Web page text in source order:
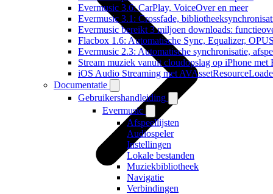
Evermusic 3.6: CarPlay, VoiceOver en meer
Evermusic 3.1: Crossfade,
Evermusic bereikt 3 miljoen downloads:
Flacbox 1.6: Automatische Sync, Equalizer,
Evermusic 2.3: Automatische synchronisatie,
Stream muziek vanuit cloudopslag op iPhone met
iOS Audio Streaming met
Documentatie
Gebruikershandleiding
Evermusic
Afspeellijsten
Audiospeler
Instellingen
Lokale bestanden
Muziekbibliotheek
Navigatie
Verbindingen